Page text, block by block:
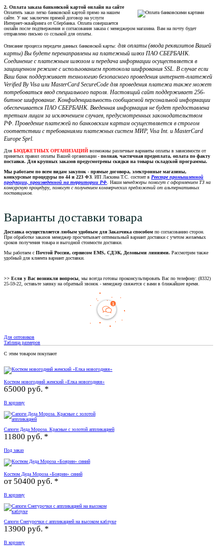
2. Оплата заказа банковской картой онлайн на сайте
Оплатить заказ легко банковской картой прямо на нашем
сайте. У нас заключен прямой договор на услуги
Интернет-эквайринга от Сбербанка. Оплата совершается
онлайн после подтвержения и согласования заказа с менеджером магазина. Вам на почту будет
отправлено письмо со сслыкой для оплаты.
Описание процесса передачи данных банковской карты: для оплаты (ввода реквизитов Вашей
карты) Вы будете перенаправлены на платежный шлюз ПАО СБЕРБАНК.
Соединение с платежным шлюзом и передача информации осуществляется в
защищенном режиме с использованием протокола шифрования SSL. В случае если
Ваш банк поддерживает технологию безопасного проведения интернет-платежей
Verified By Visa или MasterCard SecureCode для проведения платежа также может
потребоваться ввод специального пароля. Настоящий сайт поддерживает 256-
битное шифрование. Конфиденциальность сообщаемой персональной информации
обеспечивается ПАО СБЕРБАНК. Введенная информация не будет предоставлена
третьим лицам за исключением случаев, предусмотренных законодательством
РФ. Проведение платежей по банковским картам осуществляется в строгом
соответствии с требованиями платежных систем МИР, Visa Int. и MasterCard
Europe Sprl.
Для БЮДЖЕТНЫХ ОРГАНИЗАЦИЙ возможны различные варианты оплаты в зависимости от
принятых правил оплаты Вашей организации - полная, частичная предоплата, оплата по факту
поставки. Для крупных заказов предусмотрены скидки на товары складской программы.
Мы работаем по всем видам закупок - прямые договора, электронные магазины,
конкурсные процедуры по 44 и 223 ФЗ. ИП Ласкина Т.С. состоит в Реестре промышленной
продукции, произведенной на территории РФ. Наши менеджеры помогут с оформлением ТЗ на
конкурсную процедуру, помогут с получением коммерческих предложений от альтернативных
поставщиков.
Варианты доставки товара
Доставка осуществляется любым удобным для Заказчика способом по согласованию сторон.
При обработке заказов менеджер просчитывает оптимальный вариант доставки с учетом желаемых
сроков получения товара и выгодной стоимости доставки.
Мы работаем с Почтой России, сервисом EMS, СДЭК, Деловыми линиями. Рассмотрим также
удобный для клиента вариант доставки.
>> Если у Вас возникли вопросы, мы всегда готовы проконсультировать Вас по телефону: (8332)
25-59-22, оставьте заявку на обратный звонок - менеджер свяжется с вами в ближайшее время.
Для оптовиков
Таблица размеров
С этим товаром покупают
Костюм новогодний женский «Елка новогодняя»
65000 руб. *
В корзину
Сапоги Деда Мороза. Красные с золотой аппликацией
11800 руб. *
Под заказ
Костюм Деда Мороза «Боярин» синий
от 50400 руб. *
В корзину
Сапоги Снегурочки с аппликацией на высоком каблуке
13900 руб. *
В корзину